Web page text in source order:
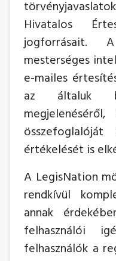
Hivatalos
mesterséges
e-mailes
az általuk
értékelését is
A LegisNation
rendkívül
annak
felhasználói
felhasználók a